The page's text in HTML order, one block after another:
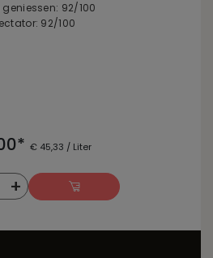
92/100
92/100
€ 45,33 / Liter
+